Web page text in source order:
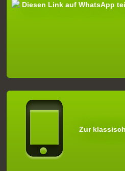
Diesen Link auf WhatsApp
Zur